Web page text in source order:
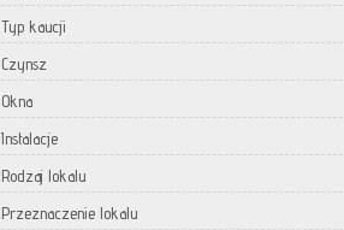
Typ kaucji
Czynsz
Okna
Instalacje
Rodzaj lokalu
Przeznaczenie lokalu